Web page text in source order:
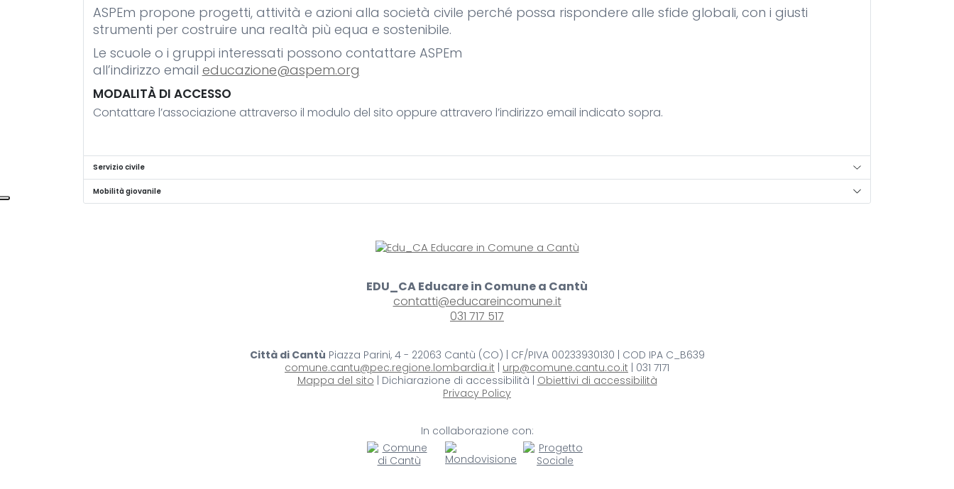
ASPEm propone progetti, attività e azioni alla società civile perché possa rispondere alle sfide globali, con i giusti
strumenti per costruire una realtà più equa e sostenibile.
Le scuole o i gruppi interessati possono contattare ASPEm
all’indirizzo email educazione@aspem.org
MODALITÀ DI ACCESSO
Contattare l’associazione attraverso il modulo del sito oppure attravero l’indirizzo email indicato sopra.
Servizio civile
Mobilità giovanile
EDU_CA Educare in Comune a Cantù
contatti@educareincomune.it
031 717 517
Città di Cantù Piazza Parini, 4 - 22063 Cantù (CO) | CF/PIVA 00233930130 | COD IPA C_B639
comune.cantu@pec.regione.lombardia.it | urp@comune.cantu.co.it | 031 7171
Mappa del sito | Dichiarazione di accessibilità | Obiettivi di accessibilità
Privacy Policy
In collaborazione con: